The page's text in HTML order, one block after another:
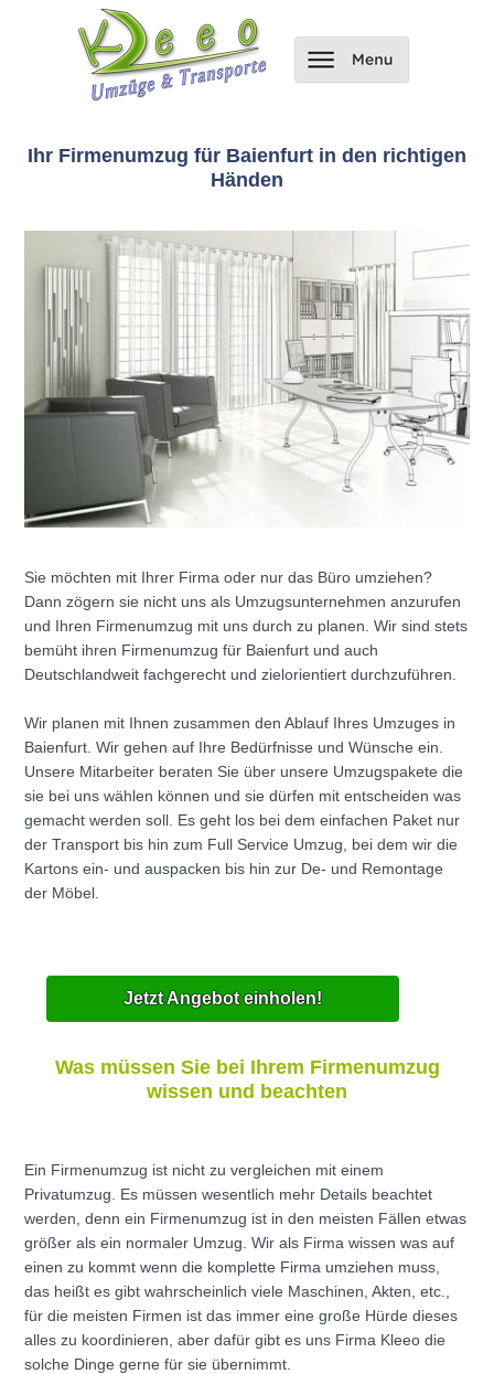
Ihr Firmenumzug für Baienfurt in den richtigen
Händen
Sie möchten mit Ihrer Firma oder nur das Büro umziehen?
Dann zögern sie nicht uns als Umzugsunternehmen anzurufen
und Ihren Firmenumzug mit uns durch zu planen. Wir sind stets
bemüht ihren Firmenumzug für Baienfurt und auch
Deutschlandweit fachgerecht und zielorientiert durchzuführen.
Wir planen mit Ihnen zusammen den Ablauf Ihres Umzuges in
Baienfurt. Wir gehen auf Ihre Bedürfnisse und Wünsche ein.
Unsere Mitarbeiter beraten Sie über unsere Umzugspakete die
sie bei uns wählen können und sie dürfen mit entscheiden was
gemacht werden soll. Es geht los bei dem einfachen Paket nur
der Transport bis hin zum Full Service Umzug, bei dem wir die
Kartons ein- und auspacken bis hin zur De- und Remontage
der Möbel.
Jetzt Angebot einholen!
Was müssen Sie bei Ihrem Firmenumzug
wissen und beachten
Ein Firmenumzug ist nicht zu vergleichen mit einem
Privatumzug. Es müssen wesentlich mehr Details beachtet
werden, denn ein Firmenumzug ist in den meisten Fällen etwas
größer als ein normaler Umzug. Wir als Firma wissen was auf
einen zu kommt wenn die komplette Firma umziehen muss,
das heißt es gibt wahrscheinlich viele Maschinen, Akten, etc.,
für die meisten Firmen ist das immer eine große Hürde dieses
alles zu koordinieren, aber dafür gibt es uns Firma Kleeo die
solche Dinge gerne für sie übernimmt.